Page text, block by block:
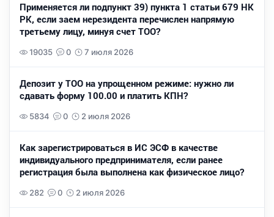
Применяется ли подпункт 39) пункта 1 статьи 679 НК
РК, если заем нерезидента перечислен напрямую
третьему лицу, минуя счет ТОО?
19035 0 7 июля 2026
Депозит у ТОО на упрощенном режиме: нужно ли
сдавать форму 100.00 и платить КПН?
5834 0 2 июля 2026
Как зарегистрироваться в ИС ЭСФ в качестве
индивидуального предпринимателя, если ранее
регистрация была выполнена как физическое лицо?
282 0 2 июля 2026